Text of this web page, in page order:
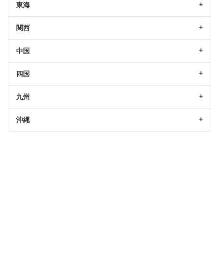
東海
関西
中国
四国
九州
沖縄